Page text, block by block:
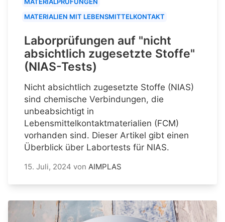
MATERIALIEN MIT LEBENSMITTELKONTAKT
Laborprüfungen auf "nicht
absichtlich zugesetzte Stoffe"
(NIAS-Tests)
Nicht absichtlich zugesetzte Stoffe (NIAS)
sind chemische Verbindungen, die
unbeabsichtigt in
Lebensmittelkontaktmaterialien (FCM)
vorhanden sind. Dieser Artikel gibt einen
Überblick über Labortests für NIAS.
15. Juli, 2024 von AIMPLAS